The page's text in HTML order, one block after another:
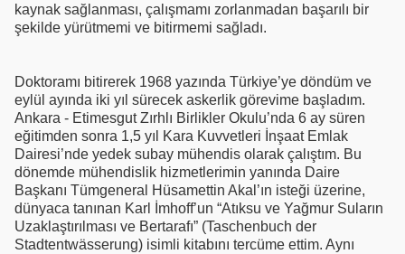
kaynak sağlanması, çalışmamı zorlanmadan başarılı bir
şekilde yürütmemi ve bitirmemi sağladı.
Doktoramı bitirerek 1968 yazında Türkiye’ye döndüm ve
eylül ayında iki yıl sürecek askerlik görevime başladım.
Ankara - Etimesgut Zırhlı Birlikler Okulu’nda 6 ay süren
eğitimden sonra 1,5 yıl Kara Kuvvetleri İnşaat Emlak
Dairesi’nde yedek subay mühendis olarak çalıştım. Bu
dönemde mühendislik hizmetlerimin yanında Daire
Başkanı Tümgeneral Hüsamettin Akal’ın isteği üzerine,
dünyaca tanınan Karl İmhoff’un “Atıksu ve Yağmur Suların
Uzaklaştırılması ve Bertarafı” (Taschenbuch der
Stadtentwässerung) isimli kitabını tercüme ettim. Aynı